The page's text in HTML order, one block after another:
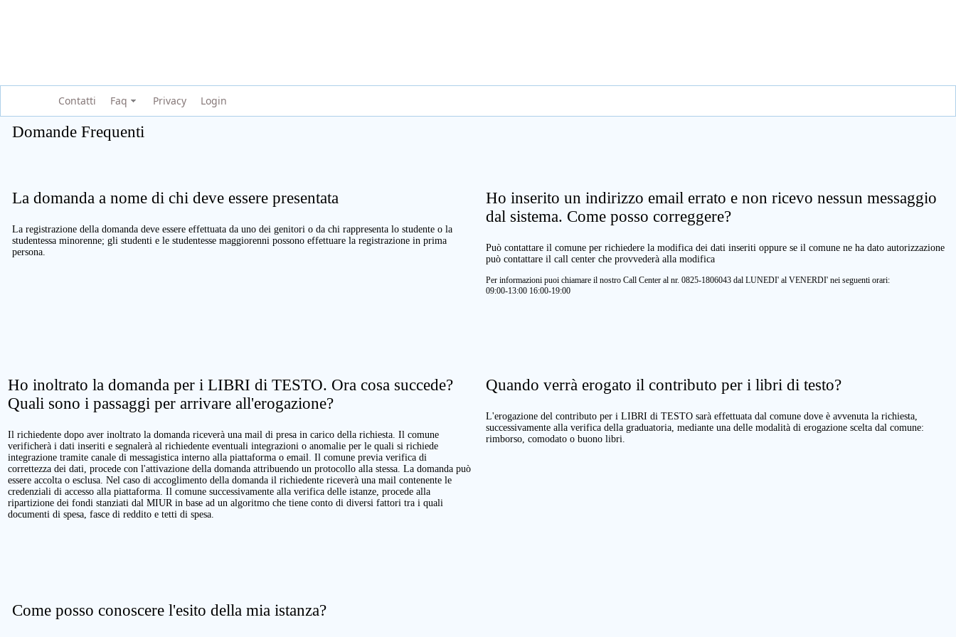
Contatti Faq Privacy Login
Domande Frequenti
La domanda a nome di chi deve essere presentata
La registrazione della domanda deve essere effettuata da uno dei genitori o da chi rappresenta lo studente o la
studentessa minorenne; gli studenti e le studentesse maggiorenni possono effettuare la registrazione in prima
persona.
Ho inserito un indirizzo email errato e non ricevo nessun messaggio
dal sistema. Come posso correggere?
Può contattare il comune per richiedere la modifica dei dati inseriti oppure se il comune ne ha dato autorizzazione
può contattare il call center che provvederà alla modifica
Per informazioni puoi chiamare il nostro Call Center al nr. 0825-1806043 dal LUNEDI' al VENERDI' nei seguenti orari:
09:00-13:00 16:00-19:00
Ho inoltrato la domanda per i LIBRI di TESTO. Ora cosa succede?
Quali sono i passaggi per arrivare all'erogazione?
Il richiedente dopo aver inoltrato la domanda riceverà una mail di presa in carico della richiesta. Il comune
verificherà i dati inseriti e segnalerà al richiedente eventuali integrazioni o anomalie per le quali si richiede
integrazione tramite canale di messagistica interno alla piattaforma o email. Il comune previa verifica di
correttezza dei dati, procede con l'attivazione della domanda attribuendo un protocollo alla stessa. La domanda può
essere accolta o esclusa. Nel caso di accoglimento della domanda il richiedente riceverà una mail contenente le
credenziali di accesso alla piattaforma. Il comune successivamente alla verifica delle istanze, procede alla
ripartizione dei fondi stanziati dal MIUR in base ad un algoritmo che tiene conto di diversi fattori tra i quali
documenti di spesa, fasce di reddito e tetti di spesa.
Quando verrà erogato il contributo per i libri di testo?
L'erogazione del contributo per i LIBRI di TESTO sarà effettuata dal comune dove è avvenuta la richiesta,
successivamente alla verifica della graduatoria, mediante una delle modalità di erogazione scelta dal comune:
rimborso, comodato o buono libri.
Come posso conoscere l'esito della mia istanza?